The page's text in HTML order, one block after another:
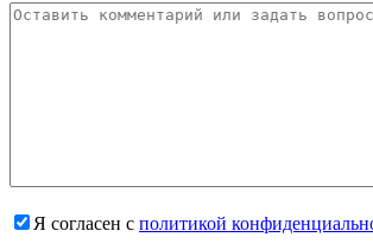
Я согласен с политикой